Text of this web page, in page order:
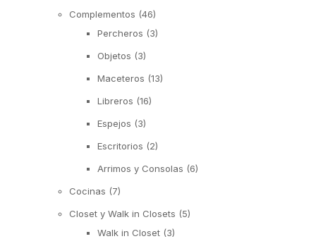
Complementos (46)
Percheros (3)
Objetos (3)
Maceteros (13)
Libreros (16)
Espejos (3)
Escritorios (2)
Arrimos y Consolas (6)
Cocinas (7)
Closet y Walk in Closets (5)
Walk in Closet (3)